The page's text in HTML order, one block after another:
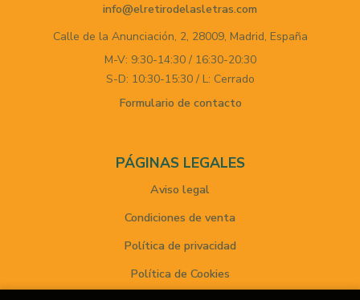
info@elretirodelasletras.com
Calle de la Anunciación, 2, 28009, Madrid, España
M-V: 9:30-14:30 / 16:30-20:30
S-D: 10:30-15:30 / L: Cerrado
Formulario de contacto
PÁGINAS LEGALES
Aviso legal
Condiciones de venta
Política de privacidad
Política de Cookies